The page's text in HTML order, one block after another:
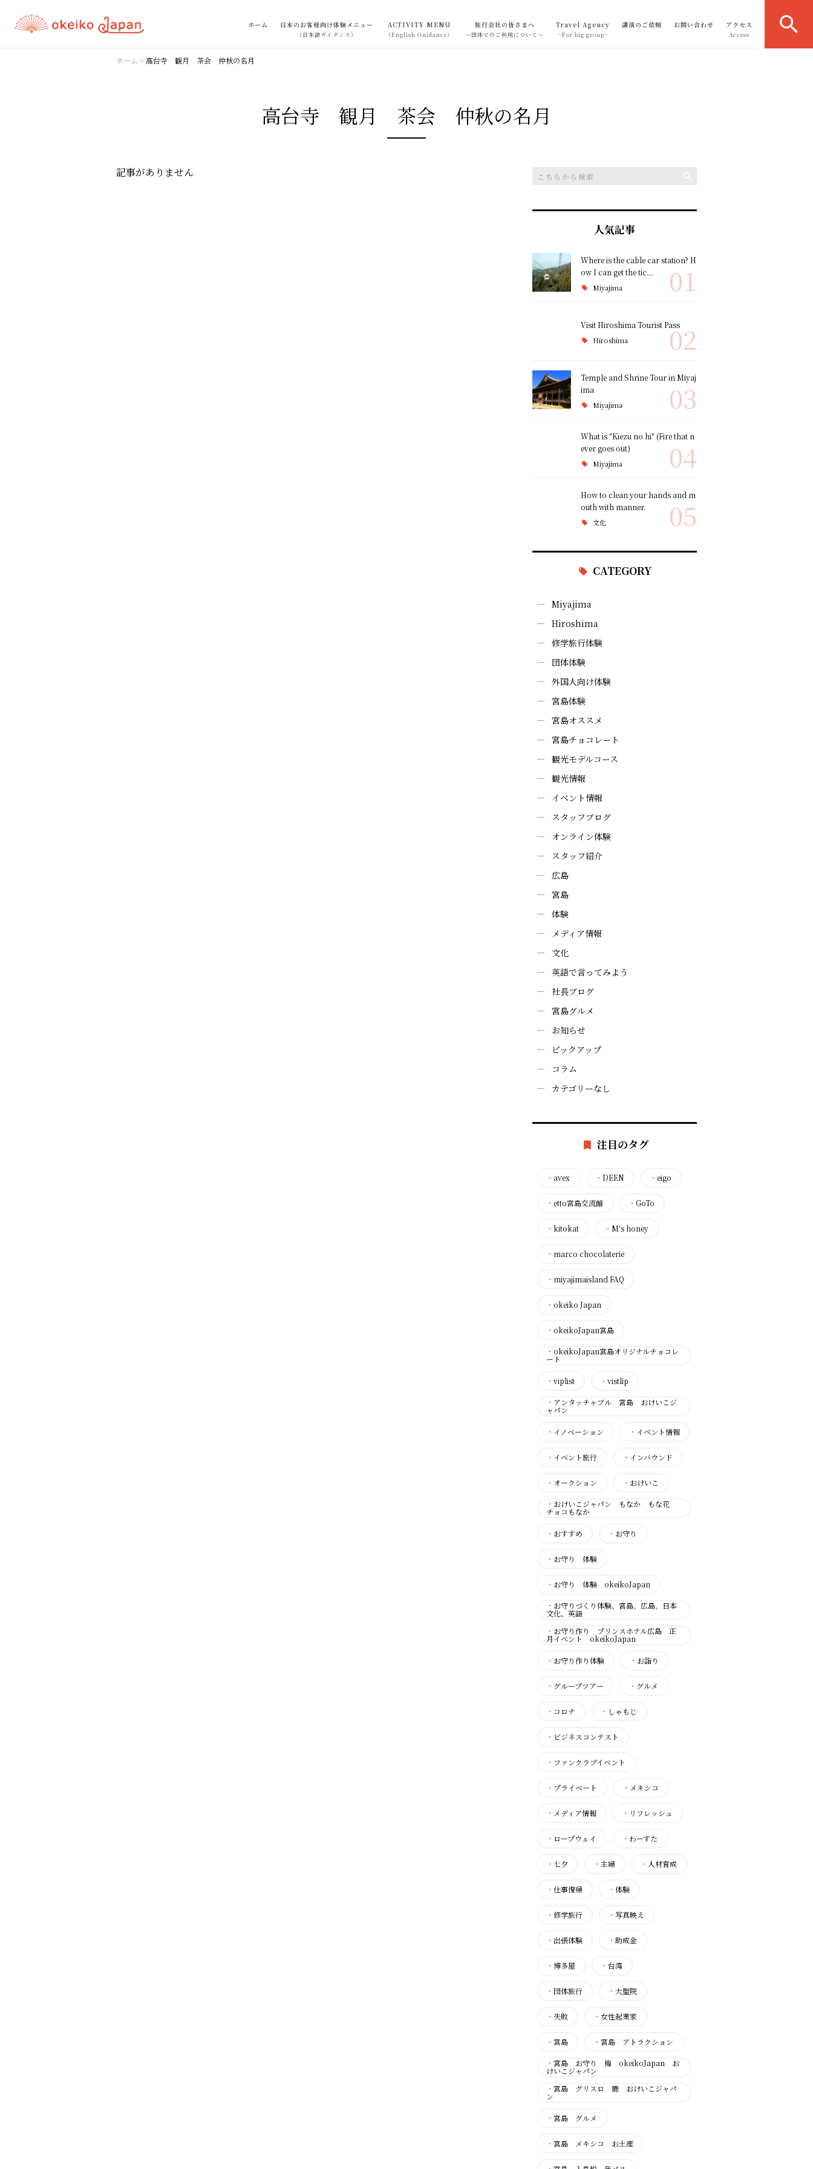
ホーム 日本のお客様向け体験メニュー
（日本語ガイダンス）
ACTIVITY MENU
（English Guidance）
旅行会社の皆さまへ
～団体でのご利用について～
Travel Agency
~For big group~
講演のご依頼 お問い合わせ アクセス
Access
ホーム > 高台寺 観月 茶会 仲秋の名月
高台寺 観月 茶会 仲秋の名月
記事がありません
人気記事
Where is the cable car station? H
ow I can get the tic…
Miyajima 01
Visit Hiroshima Tourist Pass
Hiroshima 02
Temple and Shrine Tour in Miyaj
ima
Miyajima 03
What is "Kiezu no hi" (Fire that n
ever goes out)
Miyajima 04
How to clean your hands and m
outh with manner.
文化 05
CATEGORY
Miyajima
Hiroshima
修学旅行体験
団体体験
外国人向け体験
宮島体験
宮島オススメ
宮島チョコレート
観光モデルコース
観光情報
イベント情報
スタッフブログ
オンライン体験
スタッフ紹介
広島
宮島
体験
メディア情報
文化
英語で言ってみよう
社長ブログ
宮島グルメ
お知らせ
ピックアップ
コラム
カテゴリーなし
注目のタグ
・ avex ・ DEEN ・ eigo
・ etto宮島交流館 ・ GoTo
・ kitokat ・ M's honey
・ marco chocolaterie
・ miyajimaisland FAQ
・ okeiko Japan
・ okeikoJapan宮島
・ okeikoJapan宮島オリジナルチョコレ
ート
・ viplist ・ vistlip
・ アンタッチャブル 宮島 おけいこジ
ャパン
・ イノベーション ・ イベント情報
・ イベント旅行 ・ インバウンド
・ オークション ・ おけいこ
・ おけいこジャパン もなか もな花
チョコもなか
・ おすすめ ・ お守り
・ お守り 体験
・ お守り 体験 okeikoJapan
・ お守りづくり体験、宮島、広島，日本
文化、英語
・ お守り作り プリンスホテル広島 正
月イベント okeikoJapan
・ お守り作り体験 ・ お詣り
・ グループツアー ・ グルメ
・ コロナ ・ しゃもじ
・ ビジネスコンテスト
・ ファンクラブイベント
・ プライベート ・ メキシコ
・ メディア情報 ・ リフレッシュ
・ ロープウェイ ・ わーすた
・ 七夕 ・ 主婦 ・ 人材育成
・ 仕事復帰 ・ 体験
・ 修学旅行 ・ 写真映え
・ 出張体験 ・ 助成金
・ 博多屋 ・ 台湾
・ 団体旅行 ・ 大聖院
・ 失敗 ・ 女性起業家
・ 宮島 ・ 宮島 アトラクション
・ 宮島 お守り 梅 okeikoJapan お
けいこジャパン
・ 宮島 グリスロ 鹿 おけいこジャパ
ン
・ 宮島 グルメ
・ 宮島 メキシコ お土産